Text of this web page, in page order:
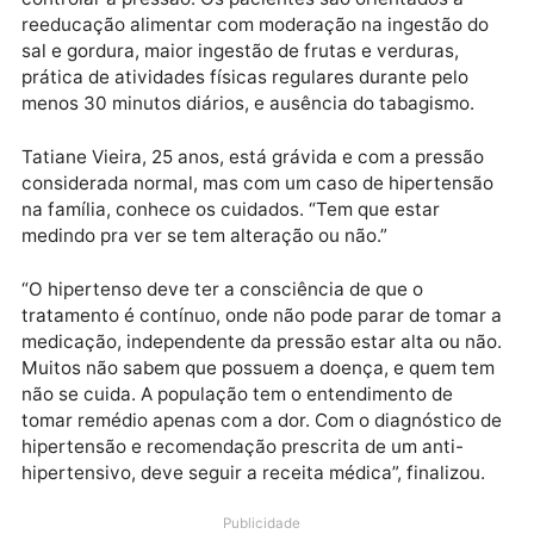
estendido ao Estado e municípios, com
medicamentos gratuitos por meio do Sistema Único
Saúde (SUS) em qualquer unidade básica de saúde.
Atuando nas necessidades de cada caso, com
condução a especialistas, o tratamento é realizado
com prescrição médica, onde há recomendação do
anti-hipertensivo e orientações do médico que
acompanha o hipertenso.
O tratamento também pode ser não farmacológico,
onde não há necessidade do uso de medicação para
controlar a pressão. Os pacientes são orientados à
reeducação alimentar com moderação na ingestão
sal e gordura, maior ingestão de frutas e verduras,
prática de atividades físicas regulares durante pelo
menos 30 minutos diários, e ausência do tabagismo.